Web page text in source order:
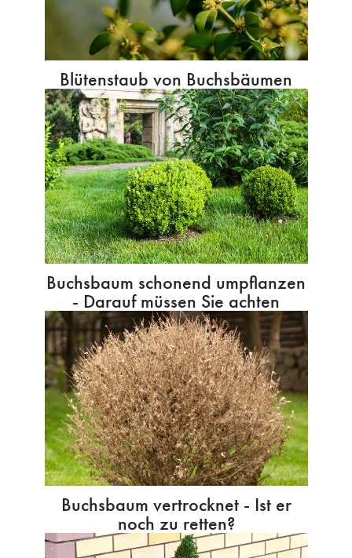
Blütenstaub von Buchsbäumen
Buchsbaum schonend umpflanzen
- Darauf müssen Sie achten
Buchsbaum vertrocknet - Ist er
noch zu retten?